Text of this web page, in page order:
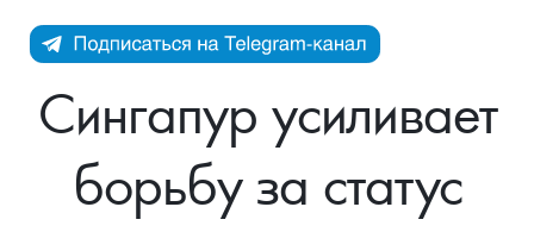
Каталог Монет
Инвестиционные монеты
Монеты Россия и СССР
Памятные и старинные монеты
Памятные монеты России и СССР
Инфо
Как сделать заказ
Подлинность монет
Доставка
Сингапур усиливает
борьбу за статус